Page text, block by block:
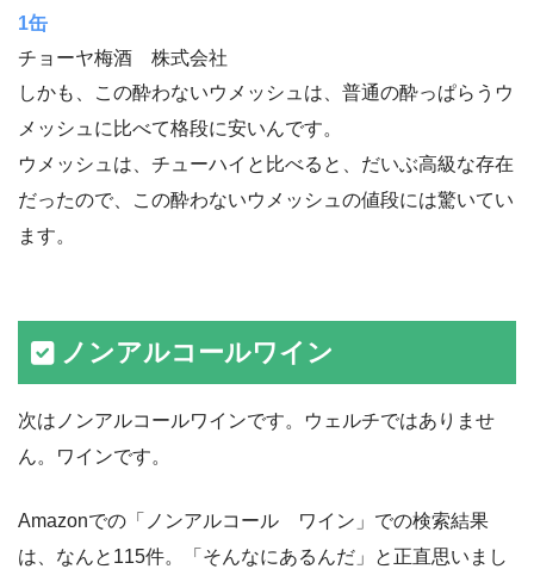
1缶
チョーヤ梅酒 株式会社
しかも、この酔わないウメッシュは、普通の酔っぱらうウ
メッシュに比べて格段に安いんです。
ウメッシュは、チューハイと比べると、だいぶ高級な存在
だったので、この酔わないウメッシュの値段には驚いてい
ます。
ノンアルコールワイン
次はノンアルコールワインです。ウェルチではありませ
ん。ワインです。
Amazonでの「ノンアルコール ワイン」での検索結果
は、なんと115件。「そんなにあるんだ」と正直思いまし